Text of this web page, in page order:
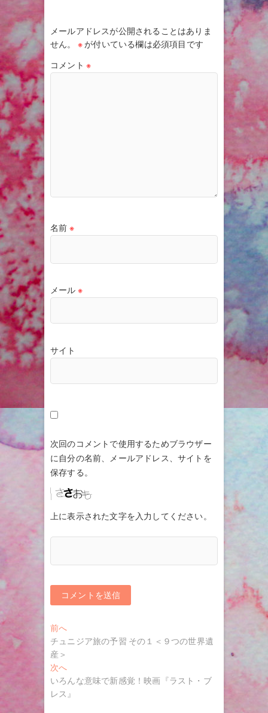
メールアドレスが公開されることはありま
せん。
※が付いている欄は必須項目です
コメント ※
名前 ※
メール ※
サイト
次回のコメントで使用するためブラウザー
に自分の名前、メールアドレス、サイトを
保存する。
上に表示された文字を入力してください。
投
稿
ナ
ビ
前へ
去
稿:
チュニジア旅の予習 その１＜９つの世界遺
産＞
次へ
の
投
いろんな意味で新感覚！映画『ラスト・ブ
レス』